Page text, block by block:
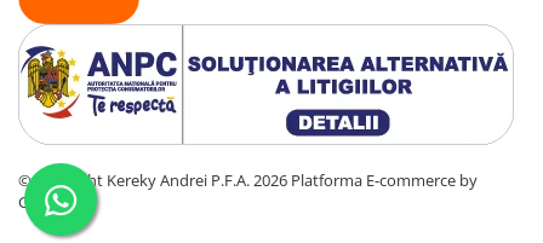
©Copyright Kereky Andrei P.F.A. 2026 Platforma E-commerce by
Gomag